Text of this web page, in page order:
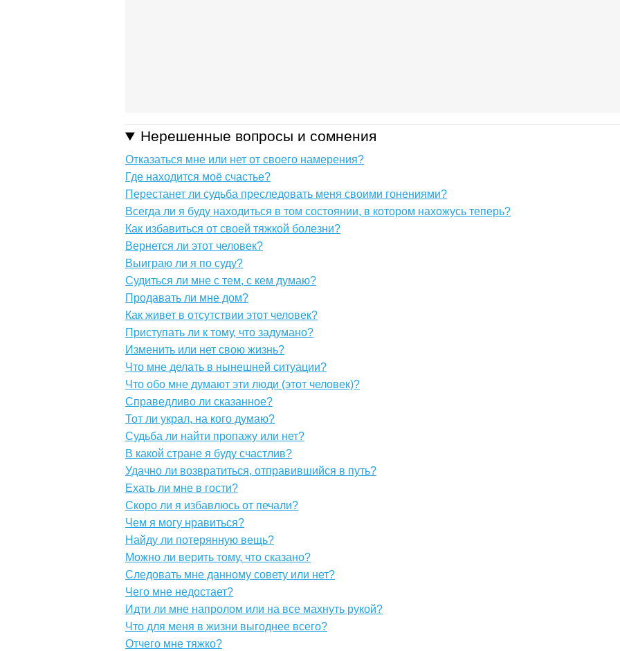
Нерешенные вопросы и сомнения
Отказаться мне или нет от своего намерения?
Где находится моё счастье?
Перестанет ли судьба преследовать меня своими гонениями?
Всегда ли я буду находиться в том состоянии, в котором нахожусь теперь?
Как избавиться от своей тяжкой болезни?
Вернется ли этот человек?
Выиграю ли я по суду?
Судиться ли мне с тем, с кем думаю?
Продавать ли мне дом?
Как живет в отсутствии этот человек?
Приступать ли к тому, что задумано?
Изменить или нет свою жизнь?
Что мне делать в нынешней ситуации?
Что обо мне думают эти люди (этот человек)?
Справедливо ли сказанное?
Тот ли украл, на кого думаю?
Судьба ли найти пропажу или нет?
В какой стране я буду счастлив?
Удачно ли возвратиться, отправившийся в путь?
Ехать ли мне в гости?
Скоро ли я избавлюсь от печали?
Чем я могу нравиться?
Найду ли потерянную вещь?
Можно ли верить тому, что сказано?
Следовать мне данному совету или нет?
Чего мне недостает?
Идти ли мне напролом или на все махнуть рукой?
Что для меня в жизни выгоднее всего?
Отчего мне тяжко?